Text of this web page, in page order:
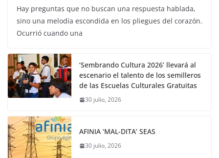
Hay preguntas que no buscan una respuesta hablada,
sino una melodía escondida en los pliegues del corazón.
Ocurrió cuando una
‘Sembrando Cultura 2026’ llevará al
escenario el talento de los semilleros
de las Escuelas Culturales Gratuitas
30 julio, 2026
AFINIA ‘MAL-DITA’ SEAS
30 julio, 2026